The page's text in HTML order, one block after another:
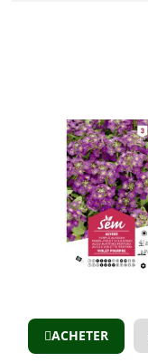
Aperçu
ACHETER